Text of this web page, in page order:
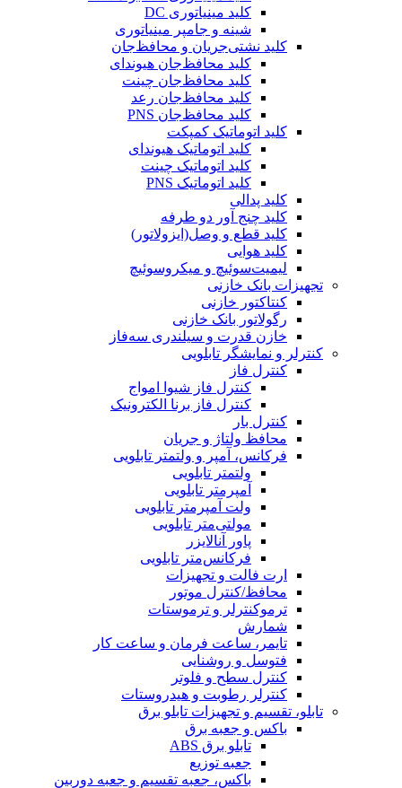
کلید مینیاتوری DC
شینه و جامپر مینیاتوری
کلید نشتی‌جریان و محافظ‌جان
کلید محافظ‌جان هیوندای
کلید محافظ‌جان چینت
کلید محافظ‌جان رعد
کلید محافظ‌جان PNS
کلید اتوماتیک کمپکت
کلید اتوماتیک هیوندای
کلید اتوماتیک چینت
کلید اتوماتیک PNS
کلید پدالی
کلید چنج آور دو طرفه
کلید قطع و وصل(ایزولاتور)
کلید هوایی
لیمیت‌سوئیچ و میکروسوئیچ
تجهیزات بانک خازنی
کنتاکتور خازنی
رگولاتور بانک خازنی
خازن قدرت و سیلندری سه‌فاز
کنترلر و نمایشگر تابلویی
کنترل فاز
کنترل فاز شیوا امواج
کنترل فاز برنا الکترونیک
کنترل بار
محافظ ولتاژ و جریان
فرکانس، آمپر و ولتمتر تابلویی
ولتمتر تابلویی
آمپرمتر تابلویی
ولت آمپرمتر تابلویی
مولتی‌متر تابلویی
پاور آنالایزر
فرکانس‌متر تابلویی
ارت فالت و تجهیزات
محافظ/کنترل موتور
ترموکنترلر و ترموستات
شمارش
تایمر، ساعت فرمان و ساعت کار
فتوسل و روشنایی
کنترل سطح و فلوتر
کنترلر رطوبت و هیدروستات
تابلو، تقسیم و تجهیزات تابلو برق
باکس و جعبه برق
تابلو برق ABS
جعبه توزیع
باکس، جعبه تقسیم و جعبه دوربین